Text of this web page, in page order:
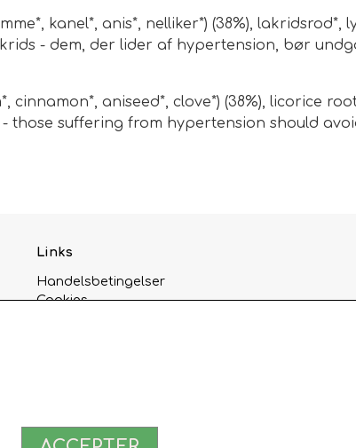
kanel*, anis*, nelliker*) (38%), lakridsrod*,
- dem, der lider af hypertension, bør
cinnamon*, aniseed*, clove*) (38%), licorice
those suffering from hypertension should
Links
Handelsbetingelser
Cookies